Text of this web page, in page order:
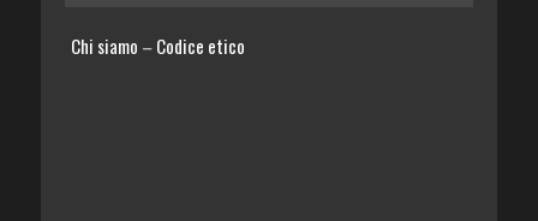
Chi siamo – Codice etico